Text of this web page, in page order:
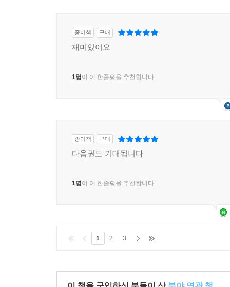
종이책 구매
재미있어요
1명이 이 한줄평을 추천합니다.
종이책 구매
다음권도 기대됩니다
1명이 이 한줄평을 추천합니다.
1 2 3